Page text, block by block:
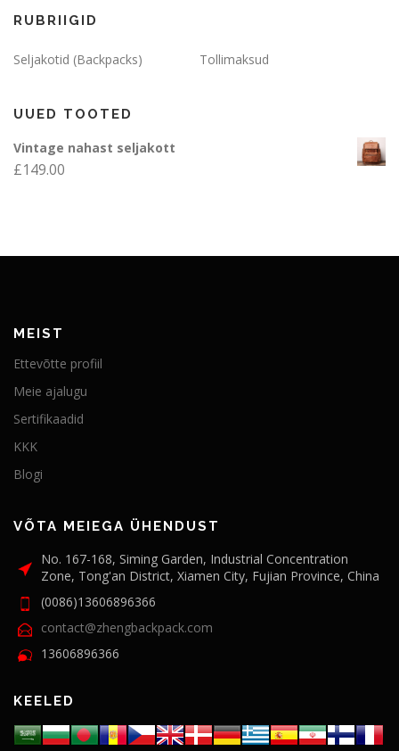
RUBRIIGID
Seljakotid (Backpacks) Tollimaksud
UUED TOOTED
Vintage nahast seljakott
£149.00
MEIST
Ettevõtte profiil
Meie ajalugu
Sertifikaadid
KKK
Blogi
VÕTA MEIEGA ÜHENDUST
No. 167-168, Siming Garden, Industrial Concentration
Zone, Tong'an District, Xiamen City, Fujian Province, China
(0086)13606896366
contact@zhengbackpack.com
13606896366
KEELED